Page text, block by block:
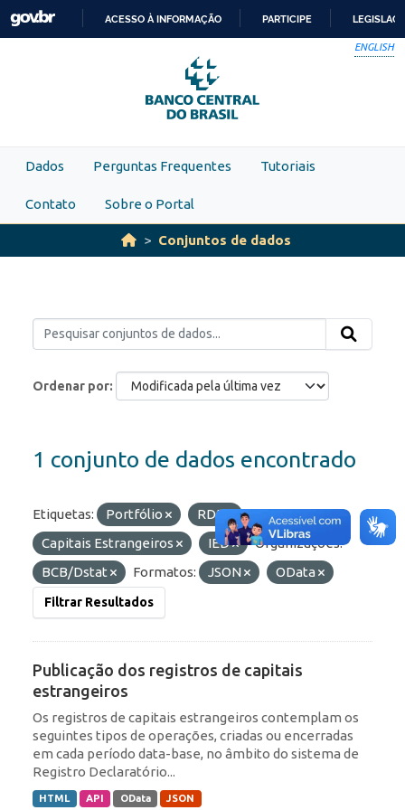
Skip to main content
PARA
O
CONTEÚDO
ACESSO À INFORMAÇÃO PARTICIPE
ENGLISH
Dados Perguntas Frequentes Tutoriais
Contato Sobre o Portal
Conjuntos de dados
Ordenar por
1 conjunto de dados encontrado
Etiquetas: Portfólio
RDE
Capitais Estrangeiros
IED
Organizações:
BCB/Dstat
Formatos: JSON OData
Filtrar Resultados
Publicação dos registros de capitais
estrangeiros
Os registros de capitais estrangeiros contemplam os
seguintes tipos de operações, criadas ou encerradas
em cada período data-base, no âmbito do sistema de
Registro Declaratório...
HTML API OData JSON